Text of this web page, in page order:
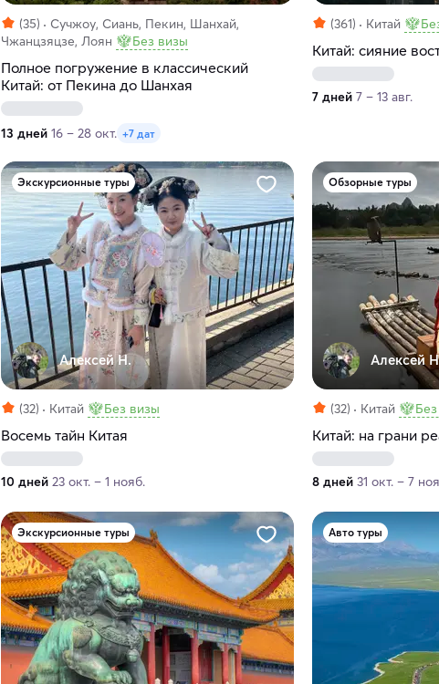
(35)
Сучжоу, Сиань, Пекин, Шанхай,
Чжанцзяцзе, Лоян
Без визы
Полное погружение в классический
Китай: от Пекина до Шанхая
13 дней 16 – 28 окт. +7 дат
(361) Китай
Китай: сияние
7 дней 7 – 13 авг.
Экскурсионные туры
Алексей Н.
(32) Китай Без визы
Восемь тайн Китая
10 дней 23 окт. – 1 нояб.
Обзорные туры
Алексей
(32) Китай
Китай: на грани
8 дней 31 окт. – 7
Экскурсионные туры Авто туры